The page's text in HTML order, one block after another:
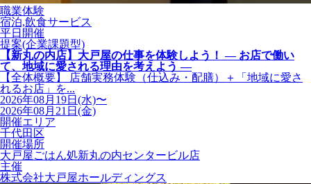
職業体験
宿泊,飲食サービス
平日開催
提案(企業課題型)
【新丸の内店】大戸屋の仕事を体験しよう！ ― お店で働い
て、地域に愛される理由を考えよう ―
【全体概要】 店舗実務体験（仕込み・配膳）＋「地域に愛さ
れるお店」を...
2026年08月19日(水)〜
2026年08月21日(金)
開催エリア
千代田区
開催場所
大戸屋ごはん処新丸の内センタービル店
主催
株式会社大戸屋ホールディングス